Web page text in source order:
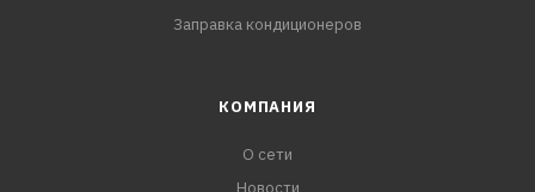
Заправка кондиционеров
КОМПАНИЯ
О сети
Новости